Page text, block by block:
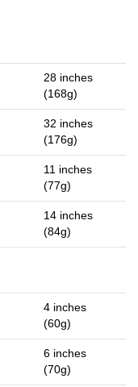
28 inches
(168g)
32 inches
(176g)
11 inches
(77g)
14 inches
(84g)
4 inches
(60g)
6 inches
(70g)